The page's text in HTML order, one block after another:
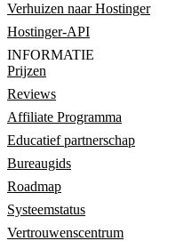
Verhuizen naar Hostinger
Hostinger-API
INFORMATIE
Prijzen
Reviews
Affiliate Programma
Educatief partnerschap
Bureaugids
Roadmap
Systeemstatus
Vertrouwenscentrum